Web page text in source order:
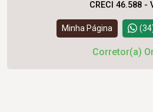
CRECI 46.588 -
Minha Página
Corretor(a)